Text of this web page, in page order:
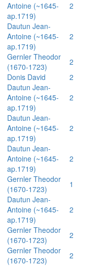
Antoine (~1645-
ap.1719)
2
Dautun Jean-
Antoine (~1645-
ap.1719)
2
Gernler Theodor
(1670-1723)
2
Donis David
2
Dautun Jean-
Antoine (~1645-
ap.1719)
2
Dautun Jean-
Antoine (~1645-
ap.1719)
2
Dautun Jean-
Antoine (~1645-
ap.1719)
2
Gernler Theodor
(1670-1723)
1
Dautun Jean-
Antoine (~1645-
ap.1719)
2
Gernler Theodor
(1670-1723)
2
Gernler Theodor
(1670-1723)
2